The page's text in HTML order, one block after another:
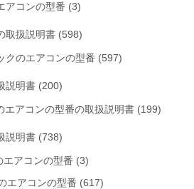
アコンの型番 (3)
取扱説明書 (598)
クのエアコンの型番 (597)
説明書 (200)
エアコンの型番の取扱説明書 (199)
説明書 (738)
エアコンの型番 (3)
エアコンの型番 (617)